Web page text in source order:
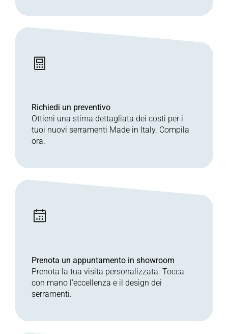
Richiedi un preventivo
Ottieni una stima dettagliata dei costi per i
tuoi nuovi serramenti Made in Italy. Compila
ora.
Prenota un appuntamento in showroom
Prenota la tua visita personalizzata. Tocca
con mano l’eccellenza e il design dei
serramenti.